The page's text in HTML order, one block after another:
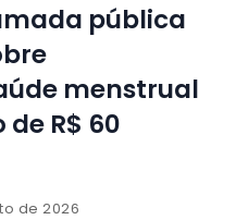
pública
menstrual
R$ 60
de 2026